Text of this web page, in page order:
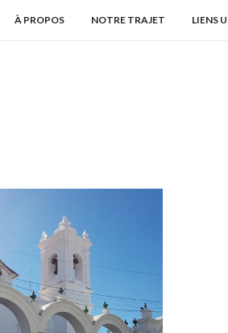
À PROPOS NOTRE TRAJET LIENS